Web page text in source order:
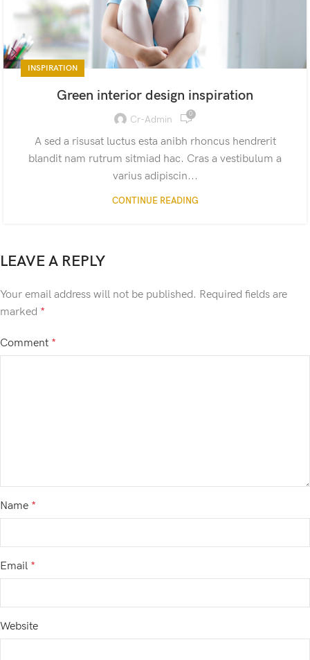
INSPIRATION
Green interior design inspiration
Cr-Admin 0
A sed a risusat luctus esta anibh rhoncus hendrerit
blandit nam rutrum sitmiad hac. Cras a vestibulum a
varius adipiscin...
CONTINUE READING
LEAVE A REPLY
Your email address will not be published. Required fields are
marked *
Comment *
Name *
Email *
Website